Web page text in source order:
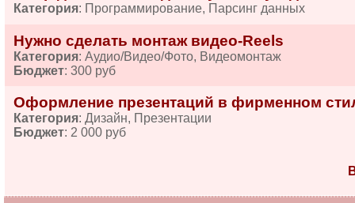
Категория: Программирование, Парсинг данных
Нужно сделать монтаж видео-Reels
Категория: Аудио/Видео/Фото, Видеомонтаж
Бюджет: 300 руб
Оформление презентаций в фирменном
Категория: Дизайн, Презентации
Бюджет: 2 000 руб